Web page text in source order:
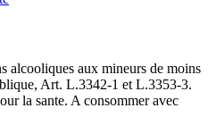
alcooliques aux mineurs de moins
Art. L.3342-1 et L.3353-3.
la sante. A consommer avec